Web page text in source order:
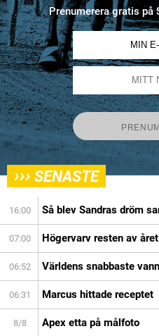
Prenumerera gratis på
››› SENASTE
16:00 Så blev Sandras dröm
07:00 Högervarv resten av året
06:52 Världens snabbaste vann
06:31 Marcus hittade receptet
8/8 Apex etta på målfoto